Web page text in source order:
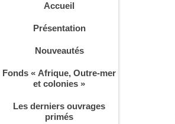
Accueil
Présentation
Nouveautés
Fonds « Afrique, Outre-mer
et colonies »
Les derniers ouvrages
primés